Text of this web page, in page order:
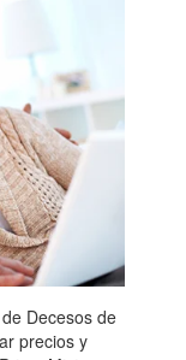
Decesos de
precios y